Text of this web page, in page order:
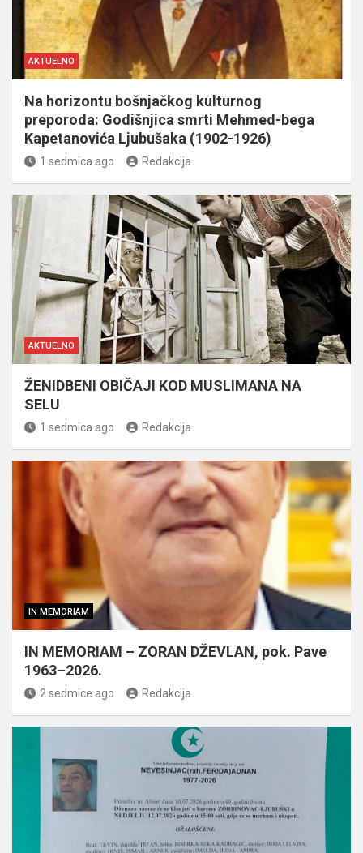
AKTUELNO
Na horizontu bošnjačkog kulturnog
preporoda: Godišnjica smrti Mehmed-bega
Kapetanovića Ljubušaka (1902-1926)
1 sedmica ago Redakcija
AKTUELNO
ŽENIDBENI OBIČAJI KOD MUSLIMANA NA
SELU
1 sedmica ago Redakcija
IN MEMORIAM
IN MEMORIAM – ZORAN DŽEVLAN, pok. Pave
1963–2026.
2 sedmice ago Redakcija